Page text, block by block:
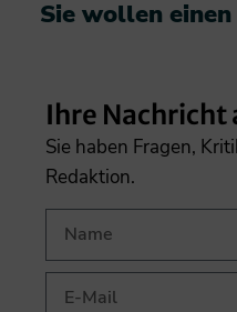
Sie wollen
Ihre Nachricht
Sie haben Fragen,
Redaktion.